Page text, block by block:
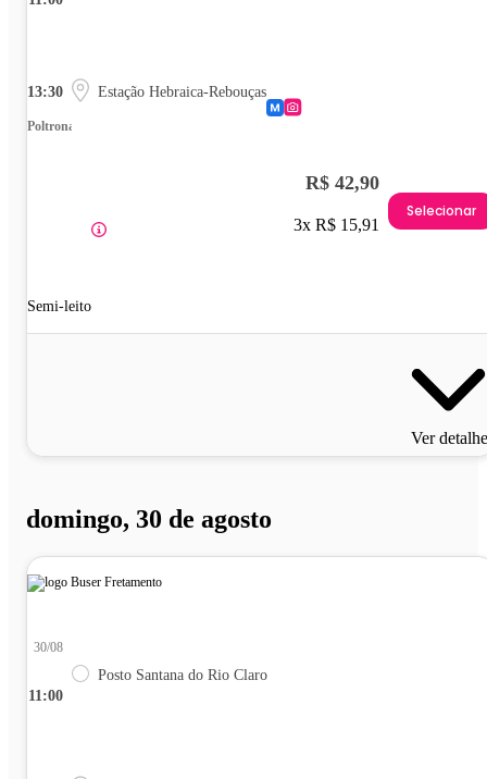
13:30 Estação Hebraica-Rebouças
Poltrona
Semi-leito
R$ 42,90
3x R$ 15,91
Selecionar
Ver
domingo, 30 de agosto
11:00
30/08
Posto Santana do Rio Claro